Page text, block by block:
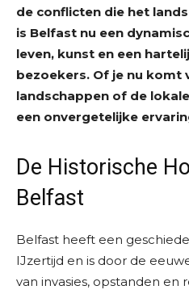
de conflicten die het
is Belfast nu een
leven, kunst en een
bezoekers. Of je nu
landschappen of de
een onvergetelijke
De Historische
Belfast
Belfast heeft een
IJzertijd en is door de
van invasies, opstanden en